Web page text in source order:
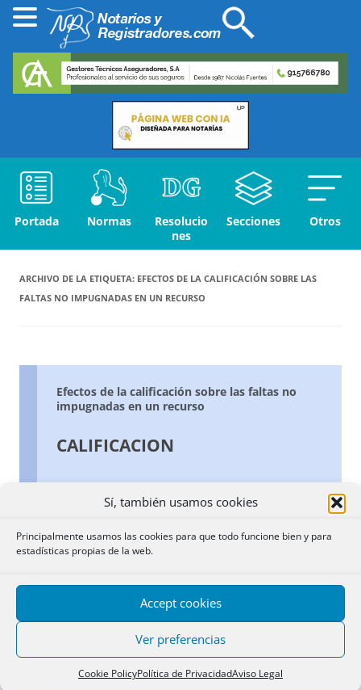
Sí, también usamos cookies
Principalmente usamos las cookies para que todo funcione bien y para
estadísticas propias de la web.
Accept cookies
Ver preferencias
Cookie PolicyPolítica de PrivacidadAviso Legal
Portada Normas
Resolucio
nes
Secciones Otros
ARCHIVO DE LA ETIQUETA: EFECTOS DE LA CALIFICACIÓN SOBRE LAS
FALTAS NO IMPUGNADAS EN UN RECURSO
Efectos de la calificación sobre las faltas no
impugnadas en un recurso
CALIFICACION
impugnadas en un recurso
Efectos de la calificación sobre las faltas no
Resuelto un recurso gubernativo sin que dos de los
defectos señalados hubieran sido impugnados, la
Dirección, en base a los artículos 108 y 113 del
Reglamento Hipotecario, entiende que no hay
inconveniente, si se presenta una nueva copia del